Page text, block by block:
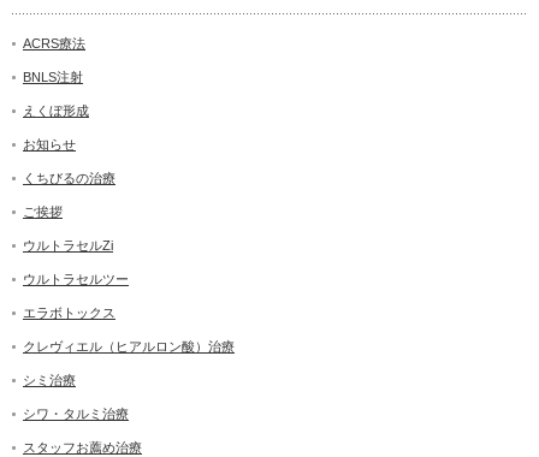
ACRS療法
BNLS注射
えくぼ形成
お知らせ
くちびるの治療
ご挨拶
ウルトラセルZi
ウルトラセルツー
エラボトックス
クレヴィエル（ヒアルロン酸）治療
シミ治療
シワ・タルミ治療
スタッフお薦め治療